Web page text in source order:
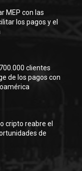
MEP con las
los pagos y el
clientes
de los pagos con
cripto reabre el
de